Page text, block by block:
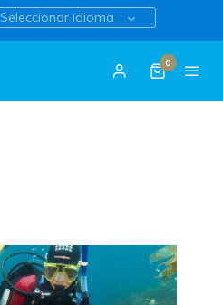
Seleccionar idioma
0